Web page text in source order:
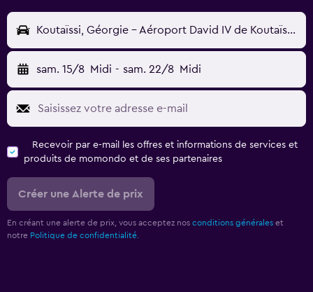
Koutaïssi, Géorgie - Aéroport David IV de Koutaïssi (KUT)
sam. 15/8 Midi - sam. 22/8 Midi
Recevoir par e-mail les offres et informations de services et
produits de momondo et de ses partenaires
Créer une Alerte de prix
En créant une alerte de prix, vous acceptez nos conditions générales et
notre Politique de confidentialité.